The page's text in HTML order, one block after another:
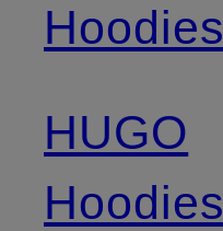
Hoodies
HUGO
Hoodies